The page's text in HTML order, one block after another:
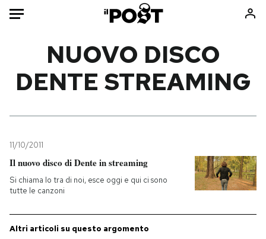
HOME
Mondo
Tecnologia
Internet
Scienza
Libri
Ok Boomer!
Media
NUOVO DISCO
DENTE STREAMING
11/10/2011
Il nuovo disco di Dente in streaming
Si chiama Io tra di noi, esce oggi e qui ci sono
tutte le canzoni
Altri articoli su questo argomento